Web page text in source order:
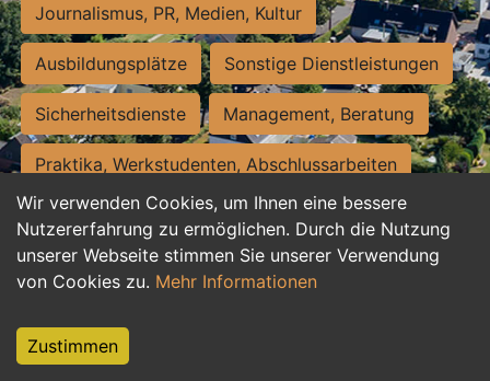
Wir verwenden Cookies, um Ihnen eine bessere
Nutzererfahrung zu ermöglichen. Durch die Nutzung
unserer Webseite stimmen Sie unserer Verwendung
von Cookies zu. Mehr Informationen
Zustimmen
Journalismus, PR, Medien, Kultur
Ausbildungsplätze Sonstige Dienstleistungen
Sicherheitsdienste Management, Beratung
Praktika, Werkstudenten, Abschlussarbeiten
Personalwesen Assistenz, Sekretariat
Hilfskräfte, Aushilfs- und Nebenjobs
Weiterbildung, Studium, duale Ausbildung